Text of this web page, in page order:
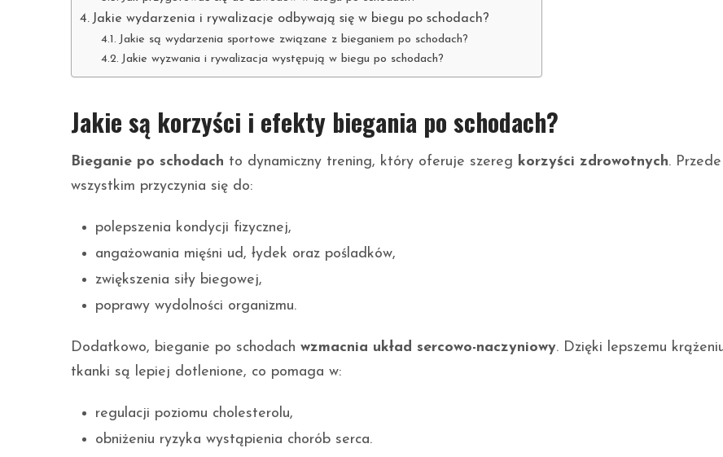
Jakie wydarzenia i rywalizacje odbywają się w biegu po schodach?
Jakie są wydarzenia sportowe związane z bieganiem po schodach?
Jakie wyzwania i rywalizacja występują w biegu po schodach?
Jakie są korzyści i efekty biegania po schodach?
Bieganie po schodach to dynamiczny trening, który oferuje szereg korzyści zdrowotnych. Przede
wszystkim przyczynia się do:
polepszenia kondycji fizycznej,
angażowania mięśni ud, łydek oraz pośladków,
zwiększenia siły biegowej,
poprawy wydolności organizmu.
Dodatkowo, bieganie po schodach wzmacnia układ sercowo-naczyniowy. Dzięki lepszemu
tkanki są lepiej dotlenione, co pomaga w:
regulacji poziomu cholesterolu,
obniżeniu ryzyka wystąpienia chorób serca.